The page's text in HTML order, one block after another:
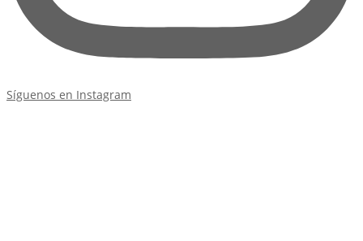
Síguenos en Instagram